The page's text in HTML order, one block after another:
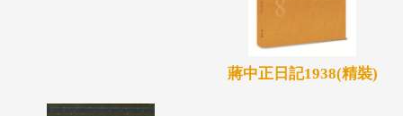
蔣中正日記1938(精裝)